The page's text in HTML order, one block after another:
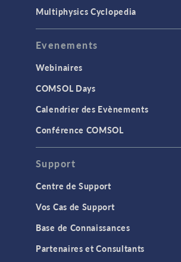
Multiphysics Cyclopedia
Evenements
Webinaires
COMSOL Days
Calendrier des Evènements
Conférence COMSOL
Support
Centre de Support
Vos Cas de Support
Base de Connaissances
Partenaires et Consultants